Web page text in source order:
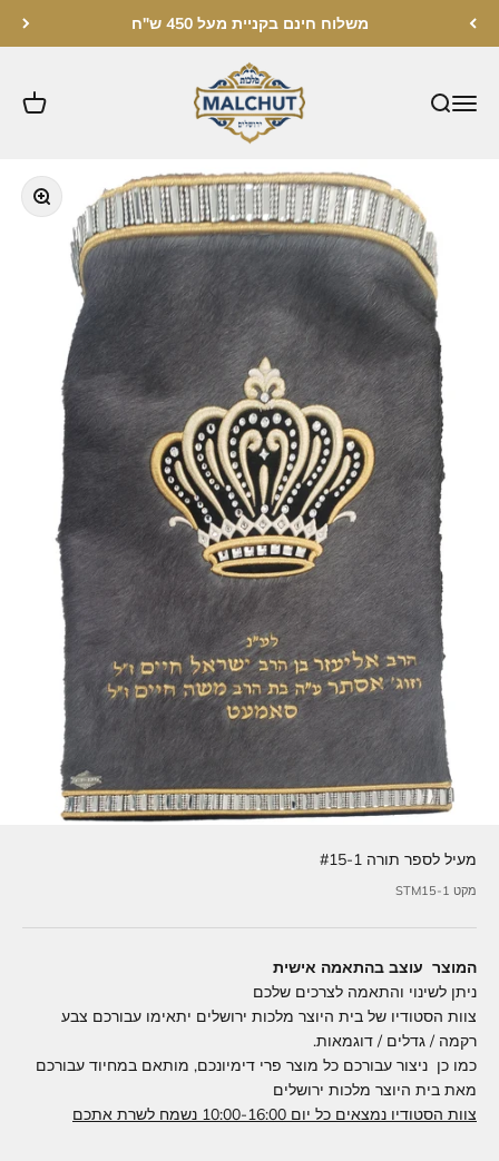
משלוח חינם בקניית מעל 450 ש"ח
מלכות ירושלים
תקריב
מעיל לספר תורה #15-1
מקט STM15-1
המוצר עוצב בהתאמה אישית
ניתן לשינוי והתאמה לצרכים שלכם
צוות הסטודיו של בית היוצר מלכות ירושלים יתאימו עבורכם צבע
רקמה / גדלים / דוגמאות.
כמו כן ניצור עבורכם כל מוצר פרי דימיונכם, מותאם במחיוד עבורכם
מאת בית היוצר מלכות ירושלים
צוות הסטודיו נמצאים כל יום 10:00-16:00 נשמח לשרת אתכם